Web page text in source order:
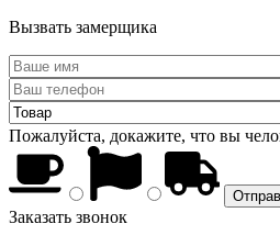
Вызвать замерщика
Пожалуйста, докажите, что вы
Заказать звонок